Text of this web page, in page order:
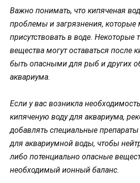
Важно понимать, что кипяченая
проблемы и загрязнения, которые
присутствовать в воде. Некоторые
вещества могут оставаться после
быть опасными для рыб и других
аквариума.
Если у вас возникла
кипяченую воду для аквариума,
добавлять специальные
для аквариумной воды, чтобы
либо потенциально опасные
необходимый ионный баланс.